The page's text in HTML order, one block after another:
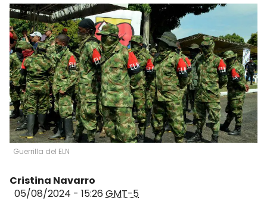
Guerrilla del ELN
Cristina Navarro
05/08/2024 - 15:26 GMT-5